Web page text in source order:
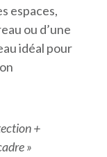
espaces,
ou d’une
idéal pour
+
»